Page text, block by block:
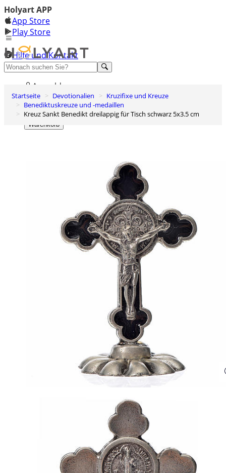
Holyart APP
App Store
Play Store
Hilfe und Kontakt
Entdecken Sie Premium
Anmelden
Wunschliste
0
Warenkorb
Startseite Devotionalien
Kruzifixe und Kreuze
Benediktuskreuze und -medaillen
Kreuz Sankt Benedikt dreilappig für Tisch schwarz 5x3.5 cm